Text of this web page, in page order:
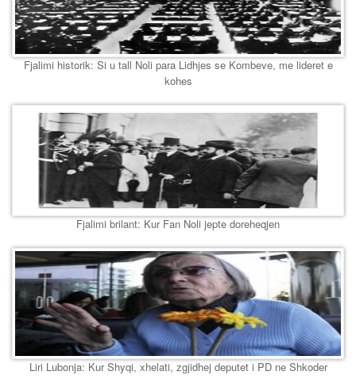
Fjalimi historik: Si u tall Noli para Lidhjes se Kombeve, me lideret e
kohes
Fjalimi brilant: Kur Fan Noli jepte doreheqjen
Liri Lubonja: Kur Shyqi, xhelati, zgjidhej deputet i PD ne Shkoder